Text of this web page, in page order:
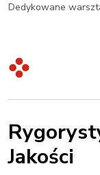
Dedykowane
Jakości